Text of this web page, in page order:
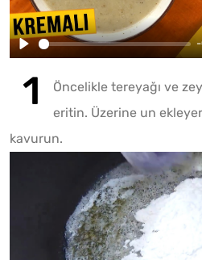
-
Öncelikle tereyağı ve
eritin. Üzerine un
kavurun.